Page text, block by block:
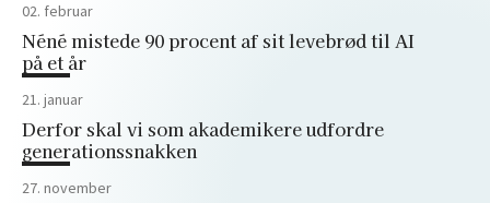
02. februar
Néné mistede 90 procent af sit levebrød til AI
på et år
21. januar
Derfor skal vi som akademikere udfordre
generationssnakken
27. november